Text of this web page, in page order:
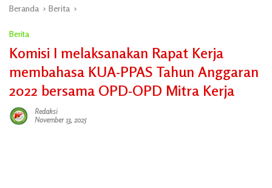
Beranda Berita
Berita
Komisi I melaksanakan Rapat Kerja
membahasa KUA-PPAS Tahun Anggaran
2022 bersama OPD-OPD Mitra Kerja
Redaksi
November 13, 2025